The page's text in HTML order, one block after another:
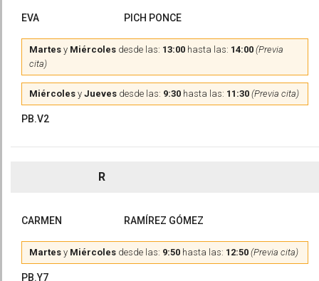
EVA PICH PONCE
Martes y Miércoles desde las: 13:00 hasta las: 14:00 (Previa
cita)
Miércoles y Jueves desde las: 9:30 hasta las: 11:30 (Previa cita)
PB.V2
R
CARMEN RAMÍREZ GÓMEZ
Martes y Miércoles desde las: 9:50 hasta las: 12:50 (Previa cita)
PB.Y7